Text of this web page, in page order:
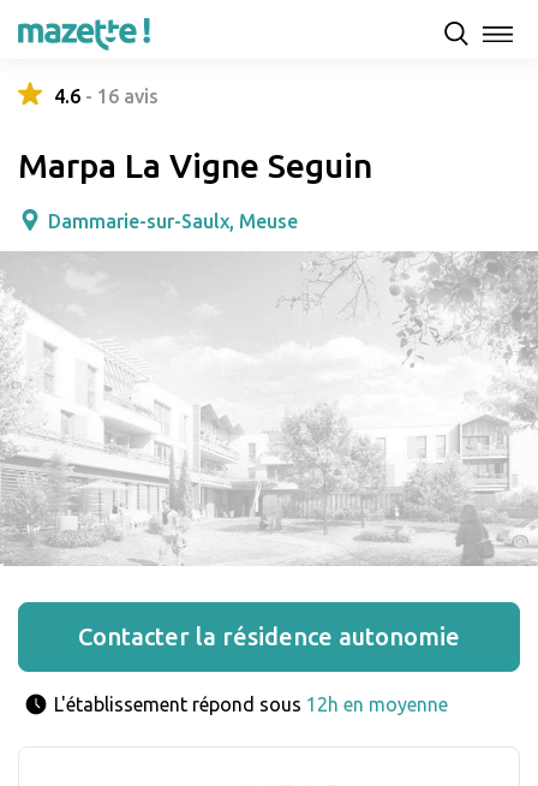
4.6 - 16 avis
Marpa La Vigne Seguin
Dammarie-sur-Saulx, Meuse
Contacter la résidence autonomie
L'établissement répond sous 12h en moyenne